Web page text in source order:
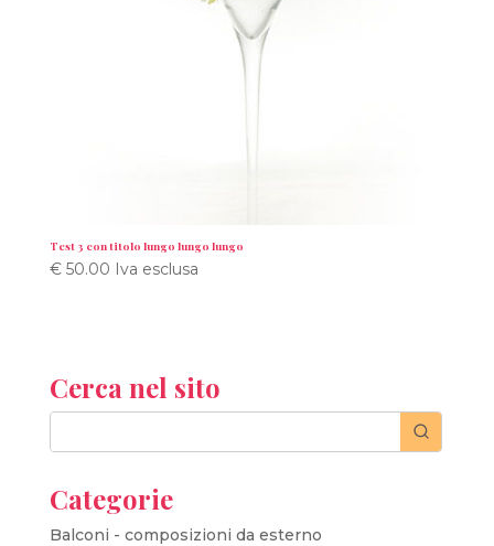
Test 3 con titolo lungo lungo lungo
€50.00 Iva esclusa
Cerca nel sito
Categorie
Balconi - composizioni da esterno